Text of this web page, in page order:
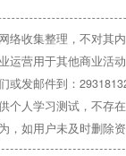
络收集整理，不对其
运营用于其他商业活
或发邮件到：
个人学习测试，不存
，如用户未及时删除